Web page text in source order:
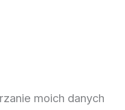
moich danych